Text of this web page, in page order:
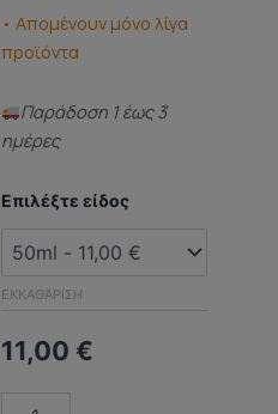
• Απομένουν μόνο λίγα
προϊόντα
Παράδoση 1 έως 3
ημέρες
Επιλέξτε είδος
ΕΚΚΑΘΆΡΙΣΗ
11,00 €
ΑΡΩΜΑ
(DUPED
PERFUME)
Classic
p.g.
ποσότητα